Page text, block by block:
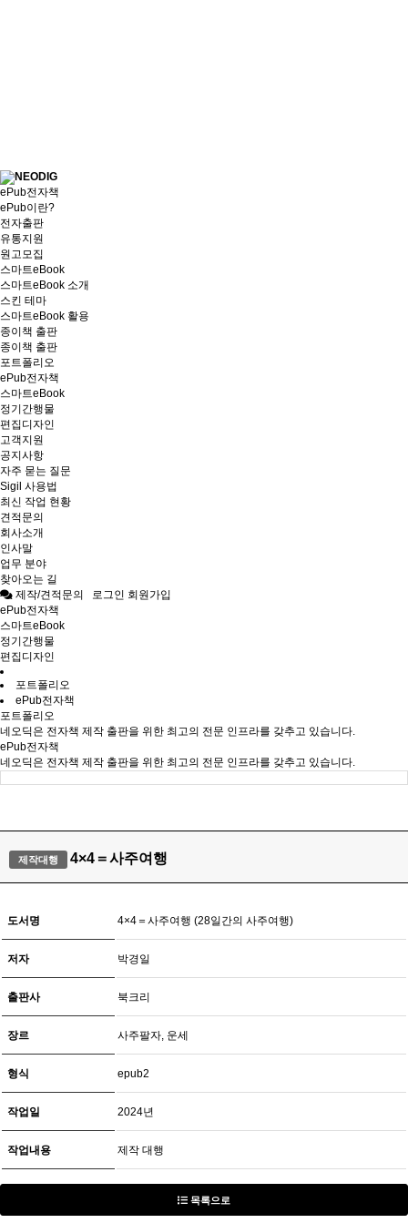
ePub전자책
ePub이란?
전자출판
유통지원
원고모집
스마트eBook
스마트eBook 소개
스킨 테마
스마트eBook 활용
종이책 출판
종이책 출판
포트폴리오
ePub전자책
스마트eBook
정기간행물
편집디자인
고객지원
공지사항
자주 묻는 질문
Sigil 사용법
최신 작업 현황
견적문의
회사소개
인사말
업무 분야
찾아오는 길
제작/견적문의
로그인 회원가입
ePub전자책
스마트eBook
정기간행물
편집디자인
포트폴리오
ePub전자책
포트폴리오
네오딕은 전자책 제작 출판을 위한 최고의 전문 인프라를 갖추고 있습니다.
ePub전자책
네오딕은 전자책 제작 출판을 위한 최고의 전문 인프라를 갖추고 있습니다.
제작대행 4×4＝사주여행
도서명 4×4＝사주여행 (28일간의 사주여행)
저자 박경일
출판사 북크리
장르 사주팔자, 운세
형식 epub2
작업일 2024년
작업내용 제작 대행
목록으로